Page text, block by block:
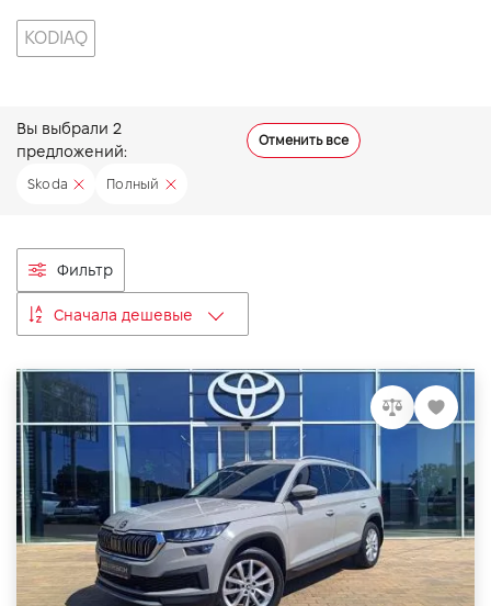
KODIAQ
Вы выбрали 2
предложений:
Отменить все
Skoda Полный
Фильтр
Сначала дешевые
VIDI Карьера
Підпишись на наш канал та слідкуй за
акціями, послугами та новинками